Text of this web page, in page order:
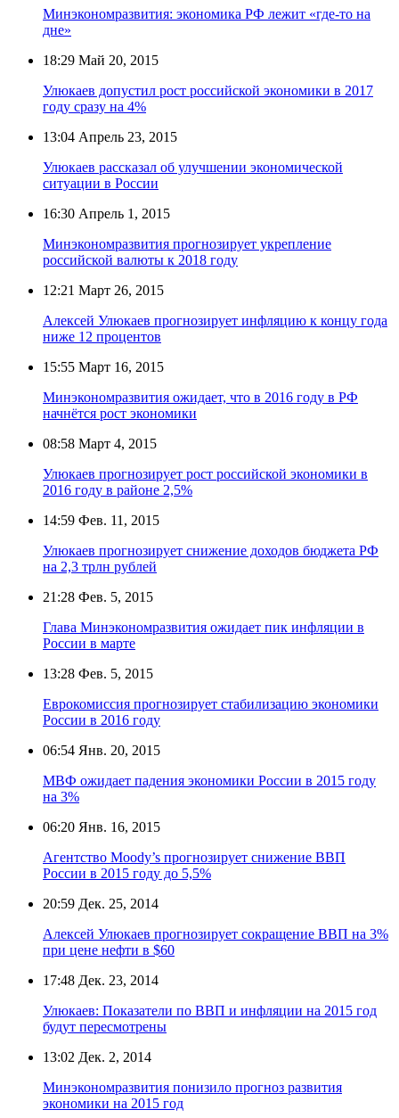
Минэкономразвития: экономика РФ лежит «где-то на
дне»
18:29 Май 20, 2015
Улюкаев допустил рост российской экономики в 2017
году сразу на 4%
13:04 Апрель 23, 2015
Улюкаев рассказал об улучшении экономической
ситуации в России
16:30 Апрель 1, 2015
Минэкономразвития прогнозирует укрепление
российской валюты к 2018 году
12:21 Март 26, 2015
Алексей Улюкаев прогнозирует инфляцию к концу года
ниже 12 процентов
15:55 Март 16, 2015
Минэкономразвития ожидает, что в 2016 году в РФ
начнётся рост экономики
08:58 Март 4, 2015
Улюкаев прогнозирует рост российской экономики в
2016 году в районе 2,5%
14:59 Фев. 11, 2015
Улюкаев прогнозирует снижение доходов бюджета РФ
на 2,3 трлн рублей
21:28 Фев. 5, 2015
Глава Минэкономразвития ожидает пик инфляции в
России в марте
13:28 Фев. 5, 2015
Еврокомиссия прогнозирует стабилизацию экономики
России в 2016 году
06:54 Янв. 20, 2015
МВФ ожидает падения экономики России в 2015 году
на 3%
06:20 Янв. 16, 2015
Агентство Moody’s прогнозирует снижение ВВП
России в 2015 году до 5,5%
20:59 Дек. 25, 2014
Алексей Улюкаев прогнозирует сокращение ВВП на 3%
при цене нефти в $60
17:48 Дек. 23, 2014
Улюкаев: Показатели по ВВП и инфляции на 2015 год
будут пересмотрены
13:02 Дек. 2, 2014
Минэкономразвития понизило прогноз развития
экономики на 2015 год